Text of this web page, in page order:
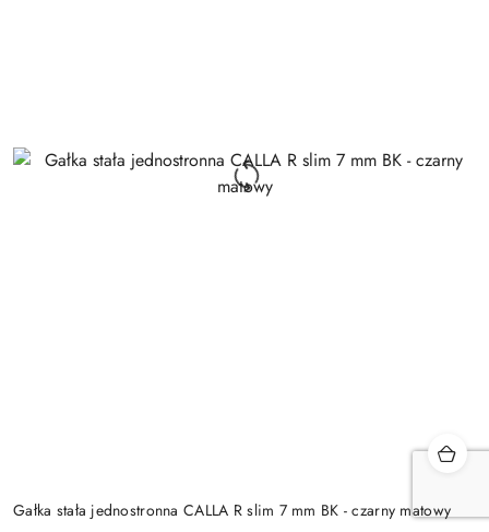
Gałka stała jednostronna CALLA R slim 7 mm BK - czarny matowy